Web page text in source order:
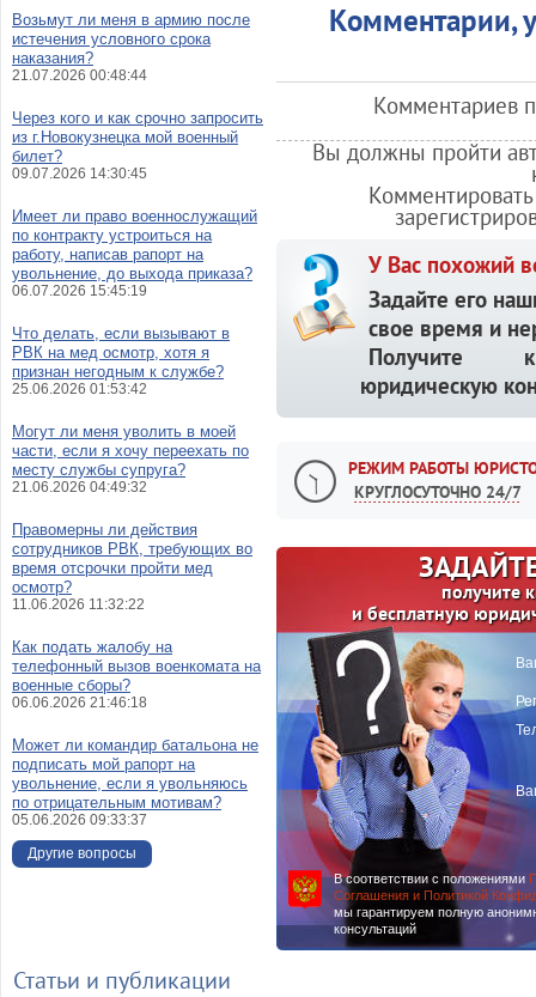
Комментарии,
Комментариев
Вы должны пройти
У Вас похожий
Задайте его
свое время и
Получите
юридическую
РЕЖИМ РАБОТЫ
КРУГЛОСУТОЧНО 24/7
получите
и бесплатную
В соответствии с положениями
Соглашения и Политикой
мы гарантируем полную
консультаций
Возьмут ли меня в армию после
истечения условного срока
наказания?
21.07.2026 00:48:44
Через кого и как срочно запросить
из г.Новокузнецка мой военный
билет?
09.07.2026 14:30:45
Имеет ли право военнослужащий
по контракту устроиться на
работу, написав рапорт на
увольнение, до выхода приказа?
06.07.2026 15:45:19
Что делать, если вызывают в
РВК на мед осмотр, хотя я
признан негодным к службе?
25.06.2026 01:53:42
Могут ли меня уволить в моей
части, если я хочу переехать по
месту службы супруга?
21.06.2026 04:49:32
Правомерны ли действия
сотрудников РВК, требующих во
время отсрочки пройти мед
осмотр?
11.06.2026 11:32:22
Как подать жалобу на
телефонный вызов военкомата на
военные сборы?
06.06.2026 21:46:18
Может ли командир батальона не
подписать мой рапорт на
увольнение, если я увольняюсь
по отрицательным мотивам?
05.06.2026 09:33:37
Другие вопросы
Статьи и публикации